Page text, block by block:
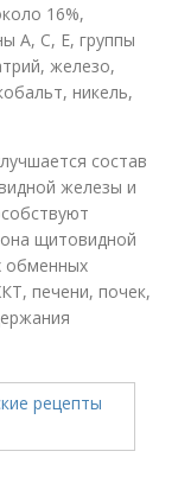
16%,
А, С, Е, группы
железо,
никель,
состав
железы и
щитовидной
обменных
печени, почек,